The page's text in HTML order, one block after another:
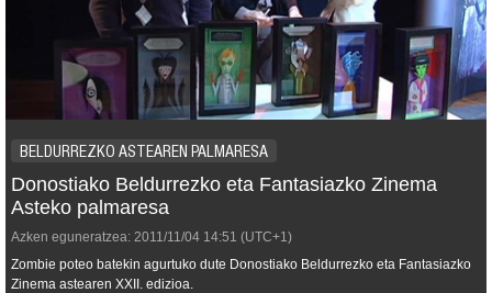
BELDURREZKO ASTEAREN PALMARESA
Donostiako Beldurrezko eta Fantasiazko Zinema
Asteko palmaresa
Azken eguneratzea: 2011/11/04 14:51 (UTC+1)
Zombie poteo batekin agurtuko dute Donostiako Beldurrezko eta Fantasiazko
Zinema astearen XXII. edizioa.